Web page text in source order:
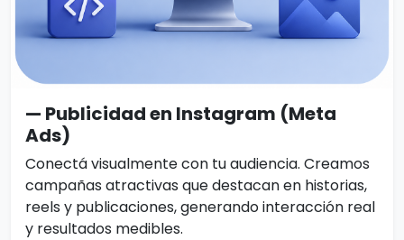
— Publicidad en Instagram (Meta
Ads)
Conectá visualmente con tu audiencia. Creamos
campañas atractivas que destacan en historias,
reels y publicaciones, generando interacción real
y resultados medibles.